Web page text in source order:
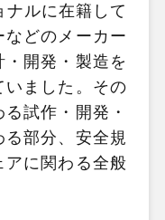
ルに在籍して
などのメーカー
開発・製造を
いました。その
試作・開発・
る部分、安全規
に関わる全般